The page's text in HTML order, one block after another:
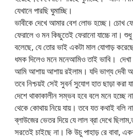
যেখানে পারছি ঘুমাচ্ছি।
ভাবীকে দেখে আমার বেশ লোভ হচ্ছে। চোখ
ফেরালে ও মন কিছুতেই ফেরানো যাচ্চে না।
বলেছে, যে তোর ভাই একটা মাল যোগাড়
ধমক দিলেও মনে মনেআমিও তাই ভাবি।
আমি আশায় আশায় রইলাম। যদি ভাগ্য দেবী
তবে নিশ্চয়ই সেই সুবর্ন সুযোগ হাত ছাড়া করা
দেশে থাকাকালীন সম্ভব হবে বলে মনে হচ্ছে
থেকে কোথায় নিয়ে যায়। তবে যত কথাই বলি
ব্লাউজের ভেতর দিয়ে যে লাল ব্রা দেখে
সরতেই চাইছে না। কি উচু পাহাড় রে বাবা,